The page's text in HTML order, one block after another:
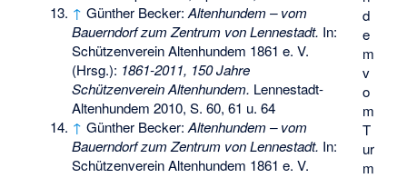
d
e
m
v
o
m
T
ur
m
↑ Günther Becker:Altenhundem – vom
Bauerndorf zum Zentrum von Lennestadt. In:
Schützenverein Altenhundem 1861 e. V.
(Hrsg.): 1861-2011, 150 Jahre
Schützenverein Altenhundem. Lennestadt-
Altenhundem 2010, S. 60, 61 u. 64
↑ Günther Becker:Altenhundem – vom
Bauerndorf zum Zentrum von Lennestadt. In:
Schützenverein Altenhundem 1861 e. V.